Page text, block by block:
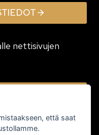
nettisivujen
että saat